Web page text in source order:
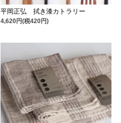
平岡正弘 拭き漆カトラリー
4,620円(税420円)